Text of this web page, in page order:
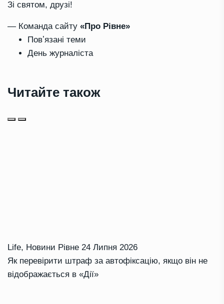
Зі святом, друзі!
— Команда сайту «Про Рівне»
Повʼязані теми
День журналіста
Читайте також
Life, Новини Рівне 24 Липня 2026
Як перевірити штраф за автофіксацію, якщо він не
відображається в «Дії»